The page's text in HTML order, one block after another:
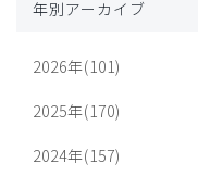
年別アーカイブ
2026年(101)
2025年(170)
2024年(157)